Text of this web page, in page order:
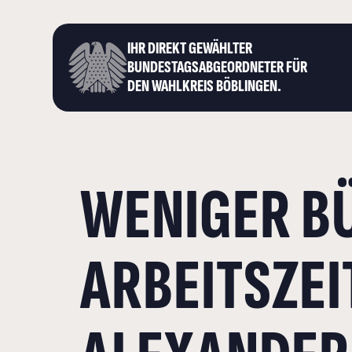
IHR DIREKT GEWÄHLTER
BUNDESTAGS­ABGEORDNETER FÜR
DEN WAHLKREIS BÖBLINGEN.
WENIGER